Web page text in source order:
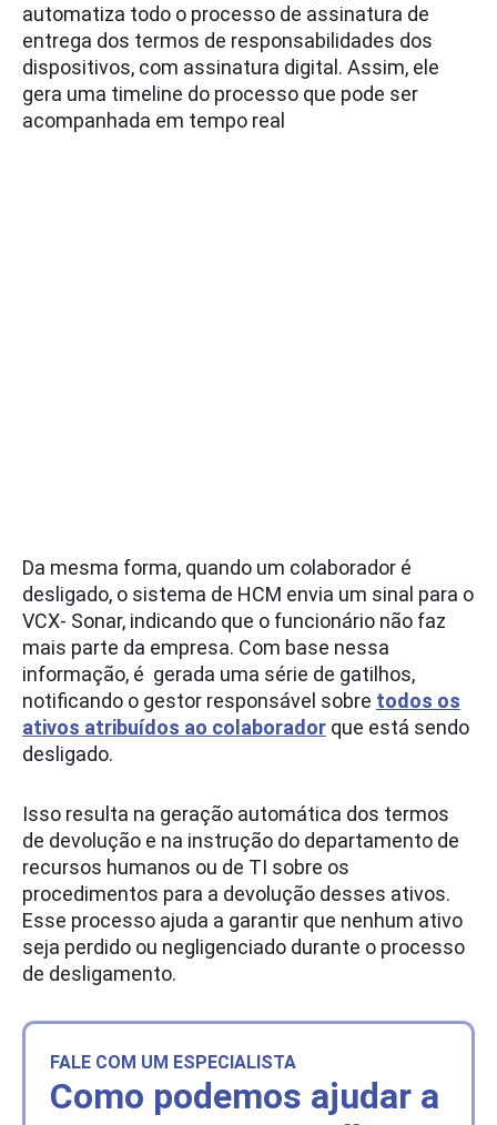
automatiza todo o processo de assinatura de
entrega dos termos de responsabilidades dos
dispositivos, com assinatura digital. Assim, ele
gera uma timeline do processo que pode ser
acompanhada em tempo real
Da mesma forma, quando um colaborador é
desligado, o sistema de HCM envia um sinal para o
VCX- Sonar, indicando que o funcionário não faz
mais parte da empresa. Com base nessa
informação, é gerada uma série de gatilhos,
notificando o gestor responsável sobre todos os
ativos atribuídos ao colaborador que está sendo
desligado.
Isso resulta na geração automática dos termos
de devolução e na instrução do departamento de
recursos humanos ou de TI sobre os
procedimentos para a devolução desses ativos.
Esse processo ajuda a garantir que nenhum ativo
seja perdido ou negligenciado durante o processo
de desligamento.
FALE COM UM ESPECIALISTA
Como podemos ajudar a